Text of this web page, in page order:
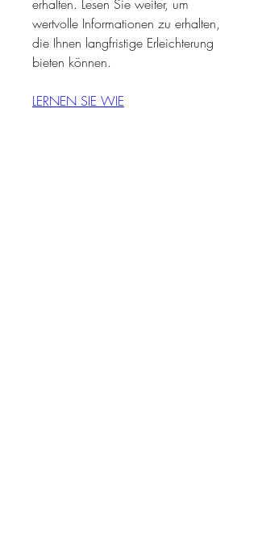
erhalten. Lesen Sie weiter, um
wertvolle Informationen zu erhalten,
die Ihnen langfristige Erleichterung
bieten können.
LERNEN SIE WIE